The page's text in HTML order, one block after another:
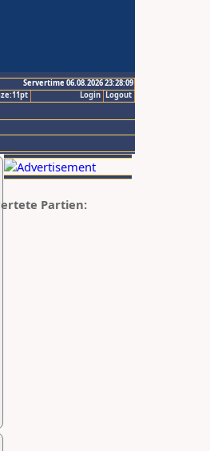
Servertime 06.08.2026 23:28:09
Logout
Login
Partien: